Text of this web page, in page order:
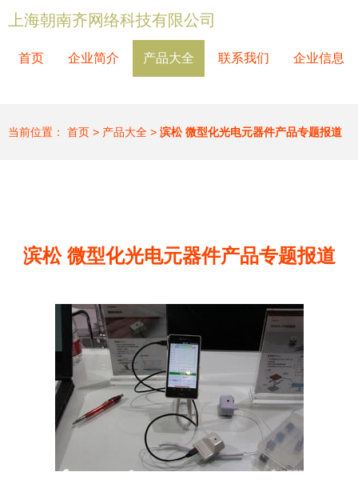
上海朝南齐网络科技有限公司
首页 企业简介 产品大全 联系我们 企业信息
当前位置： 首页 > 产品大全 > 滨松 微型化光电元器件产品专题报道
滨松 微型化光电元器件产品专题报道